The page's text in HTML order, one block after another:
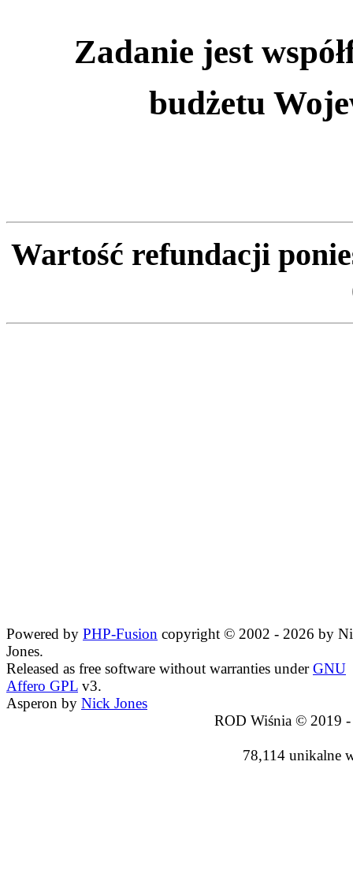
Zadanie jest
budżetu
Wartość refundacji
Powered by PHP-Fusion copyright © 2002 - 2026 by
Jones.
Released as free software without warranties underGNU
Affero GPL v3.
Asperon by Nick Jones
ROD Wiśnia © 2019
78,114 unikalne